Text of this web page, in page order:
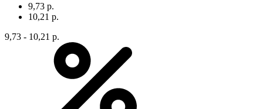
9,73 р.
10,21 р.
9,73 - 10,21 р.